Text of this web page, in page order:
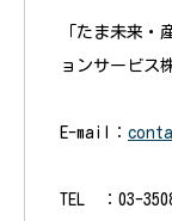
「たま未来・
ョンサービス
E-mail：
TEL ：03-